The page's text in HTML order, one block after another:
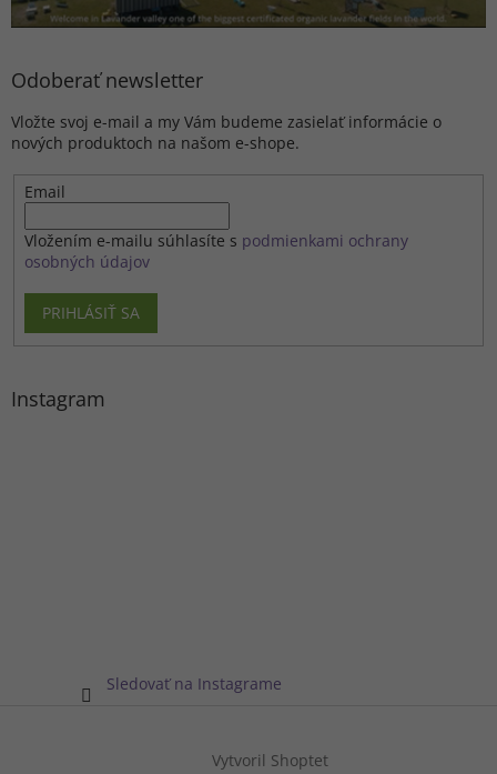
Odoberať newsletter
Vložte svoj e-mail a my Vám budeme zasielať informácie o
nových produktoch na našom e-shope.
Email
Vložením e-mailu súhlasíte s podmienkami ochrany
osobných údajov
PRIHLÁSIŤ SA
Instagram
Sledovať na Instagrame
Vytvoril Shoptet